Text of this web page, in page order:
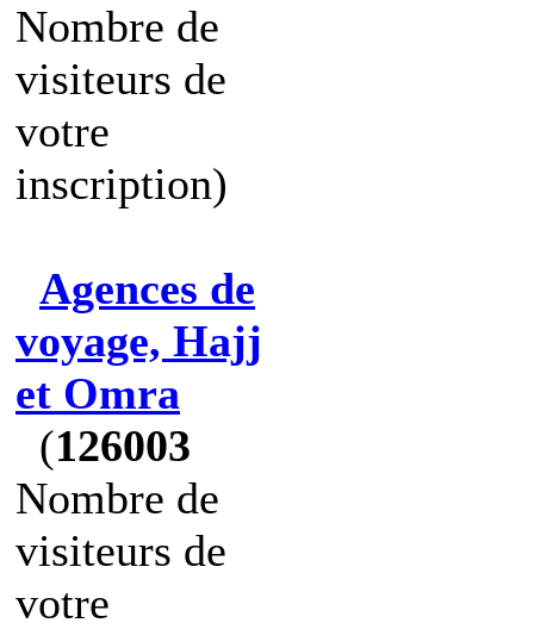
Nombre de
visiteurs de
votre
inscription)
Agences de
voyage, Hajj
et Omra
(126003
Nombre de
visiteurs de
votre